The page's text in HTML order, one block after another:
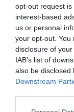
opt-out request
interest-based
us or personal
your opt-out. You
disclosure of
IAB’s list of
also be disclosed
Downstream
Please note that
Elkészítés: